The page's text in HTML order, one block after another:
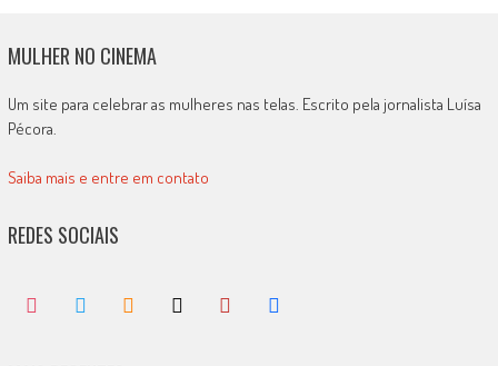
MULHER NO CINEMA
Um site para celebrar as mulheres nas telas. Escrito pela jornalista Luísa
Pécora.
Saiba mais e entre em contato
REDES SOCIAIS